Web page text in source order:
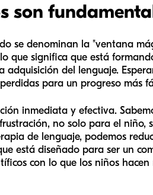
son
se denominan la "ventana
que significa que está
del lenguaje.
para un progreso más
inmediata y efectiva.
no solo para el
de lenguaje, podemos
está diseñado para ser un
con lo que los niños hacen